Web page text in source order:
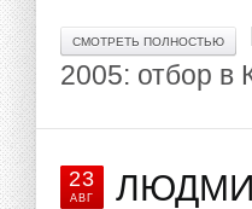
СМОТРЕТЬ ПОЛНОСТЬЮ
2005: отбор в
23
АВГ